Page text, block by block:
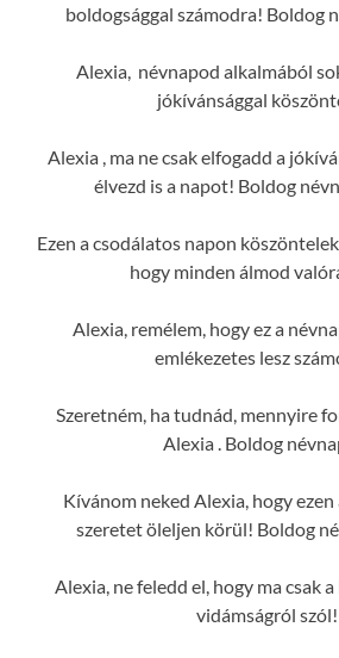
boldogsággal számodra! Boldog
Alexia, névnapod alkalmából
jókívánsággal
Alexia , ma ne csak elfogadd a
élvezd is a napot! Boldog
Ezen a csodálatos napon
hogy minden álmod
Alexia, remélem, hogy ez a
emlékezetes lesz
Szeretném, ha tudnád, mennyire
Alexia . Boldog
Kívánom neked Alexia, hogy
szeretet öleljen körül! Boldog
Alexia, ne feledd el, hogy ma csak
vidámságról szól!